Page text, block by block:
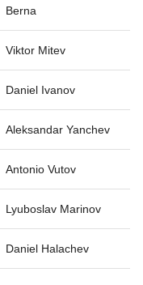
Berna
Viktor Mitev
Daniel Ivanov
Aleksandar Yanchev
Antonio Vutov
Lyuboslav Marinov
Daniel Halachev